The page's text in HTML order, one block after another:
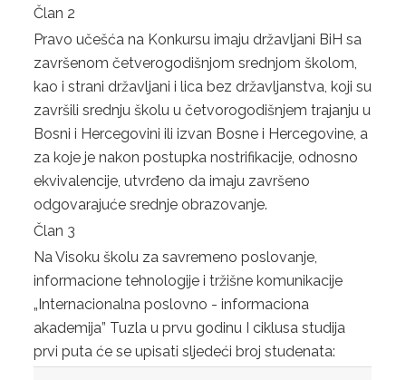
Član 2
Pravo učešća na Konkursu imaju državljani BiH sa
završenom četverogodišnjom srednjom školom,
kao i strani državljani i lica bez državljanstva, koji su
završili srednju školu u četvorogodišnjem trajanju u
Bosni i Hercegovini ili izvan Bosne i Hercegovine, a
za koje je nakon postupka nostrifikacije, odnosno
ekvivalencije, utvrđeno da imaju završeno
odgovarajuće srednje obrazovanje.
Član 3
Na Visoku školu za savremeno poslovanje,
informacione tehnologije i tržišne komunikacije
„Internacionalna poslovno - informaciona
akademija” Tuzla u prvu godinu I ciklusa studija
prvi puta će se upisati sljedeći broj studenata: